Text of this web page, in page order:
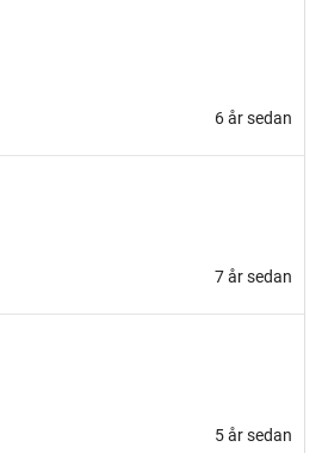
6 år sedan
7 år sedan
5 år sedan